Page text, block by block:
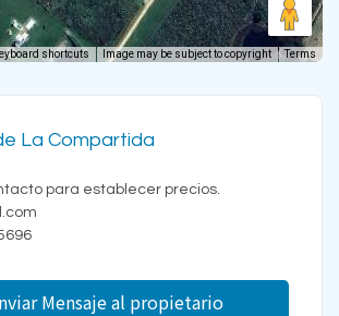
shortcuts Image may be subject to copyright Terms
La Compartida
para establecer precios.
Mensaje al propietario